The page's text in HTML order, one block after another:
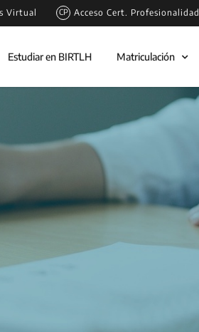
Virtual Acceso Cert. Profesionalidad
Estudiar en BIRTLH Matriculación